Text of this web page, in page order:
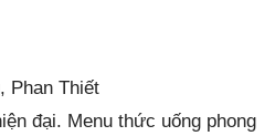
Phan Thiết
đại. Menu thức uống phong